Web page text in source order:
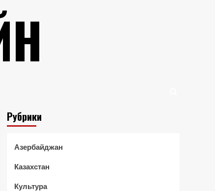
Рубрики
Азербайджан
Казахстан
Культура